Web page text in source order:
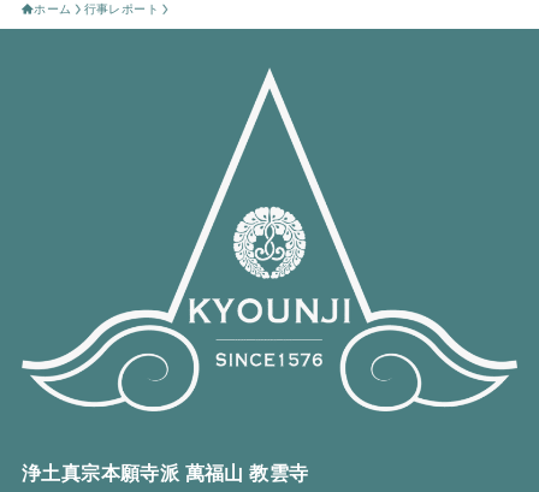
ホーム 行事レポート
浄土真宗本願寺派 萬福山 教雲寺